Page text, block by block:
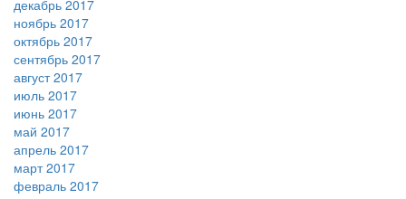
декабрь 2017
ноябрь 2017
октябрь 2017
сентябрь 2017
август 2017
июль 2017
июнь 2017
май 2017
апрель 2017
март 2017
февраль 2017